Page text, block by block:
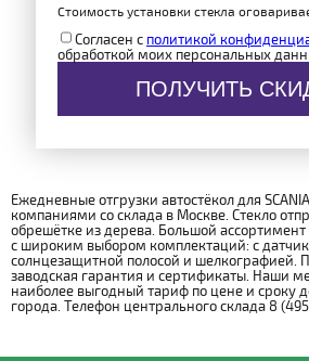
Стоимость установки стекла
Согласен с политикой
обработкой моих персональных
ПОЛУЧИТЬ
Ежедневные отгрузки автостёкол для
компаниями со склада в Москве. Стекло
обрешётке из дерева. Большой
с широким выбором комплектаций: с
солнцезащитной полосой и шелкографией.
заводская гарантия и сертификаты. Наши
наиболее выгодный тариф по цене и сроку
города. Телефон центрального склада 8